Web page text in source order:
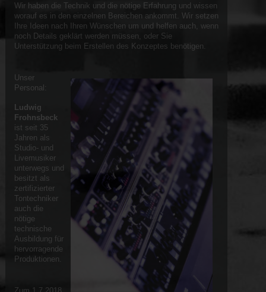
Wir haben die Technik und die nötige Erfahrung und wissen
worauf es in den einzelnen Bereichen ankommt. Wir setzen
Ihre Ideen nach Ihren Wünschen um und helfen auch, wenn
noch Details geklärt werden müssen, oder Sie
Unterstützung beim Erstellen des Konzeptes benötigen.
Unser
Personal:
Ludwig
Frohnsbeck
ist seit 35
Jahren als
Studio- und
Livemusiker
unterwegs und
besitzt als
zertifizierter
Tontechniker
auch die
nötige
technische
Ausbildung für
hervorragende
Produktionen.